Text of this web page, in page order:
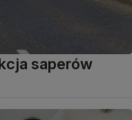
saperów